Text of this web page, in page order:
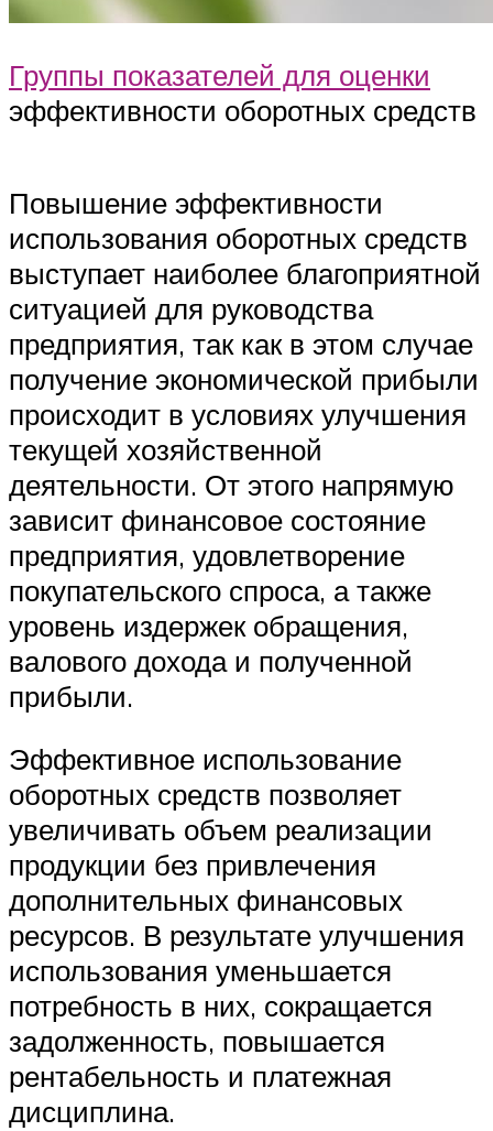
Группы показателей для оценки
эффективности оборотных средств
Повышение эффективности
использования оборотных средств
выступает наиболее благоприятной
ситуацией для руководства
предприятия, так как в этом случае
получение экономической прибыли
происходит в условиях улучшения
текущей хозяйственной
деятельности. От этого напрямую
зависит финансовое состояние
предприятия, удовлетворение
покупательского спроса, а также
уровень издержек обращения,
валового дохода и полученной
прибыли.
Эффективное использование
оборотных средств позволяет
увеличивать объем реализации
продукции без привлечения
дополнительных финансовых
ресурсов. В результате улучшения
использования уменьшается
потребность в них, сокращается
задолженность, повышается
рентабельность и платежная
дисциплина.